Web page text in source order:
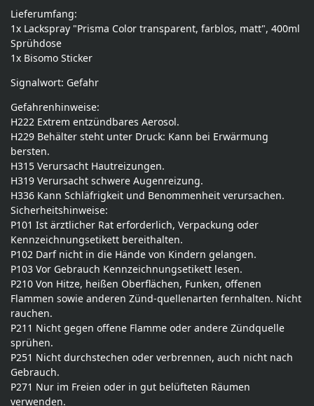
Lieferumfang:
1x Lackspray "Prisma Color transparent, farblos, matt", 400ml
Sprühdose
1x Bisomo Sticker
Signalwort: Gefahr
Gefahrenhinweise:
H222 Extrem entzündbares Aerosol.
H229 Behälter steht unter Druck: Kann bei Erwärmung
bersten.
H315 Verursacht Hautreizungen.
H319 Verursacht schwere Augenreizung.
H336 Kann Schläfrigkeit und Benommenheit verursachen.
Sicherheitshinweise:
P101 Ist ärztlicher Rat erforderlich, Verpackung oder
Kennzeichnungsetikett bereithalten.
P102 Darf nicht in die Hände von Kindern gelangen.
P103 Vor Gebrauch Kennzeichnungsetikett lesen.
P210 Von Hitze, heißen Oberflächen, Funken, offenen
Flammen sowie anderen Zünd-quellenarten fernhalten. Nicht
rauchen.
P211 Nicht gegen offene Flamme oder andere Zündquelle
sprühen.
P251 Nicht durchstechen oder verbrennen, auch nicht nach
Gebrauch.
P271 Nur im Freien oder in gut belüfteten Räumen
verwenden.